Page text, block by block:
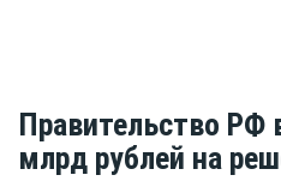
Правительство
млрд рублей на